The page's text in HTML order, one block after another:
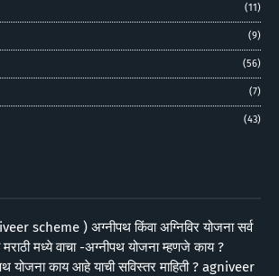
(11)
(9)
(56)
(7)
(43)
scheme ) अग्नीपथ किंवा अग्निविर योजना सर्व
मराठी मध्ये वाचा -अग्नीपथ योजना म्हणजे काय ?
योजना काय आहे याची सविस्तर माहिती ? agniveer